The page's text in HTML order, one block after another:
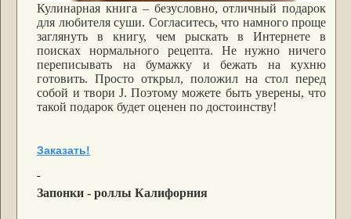
Кулинарная книга – безусловно, отличный подарок
для любителя суши. Согласитесь, что намного проще
заглянуть в книгу, чем рыскать в Интернете в
поисках нормального рецепта. Не нужно ничего
переписывать на бумажку и бежать на кухню
готовить. Просто открыл, положил на стол перед
собой и твори J. Поэтому можете быть уверены, что
такой подарок будет оценен по достоинству!
Заказать!
Запонки - роллы Калифорния